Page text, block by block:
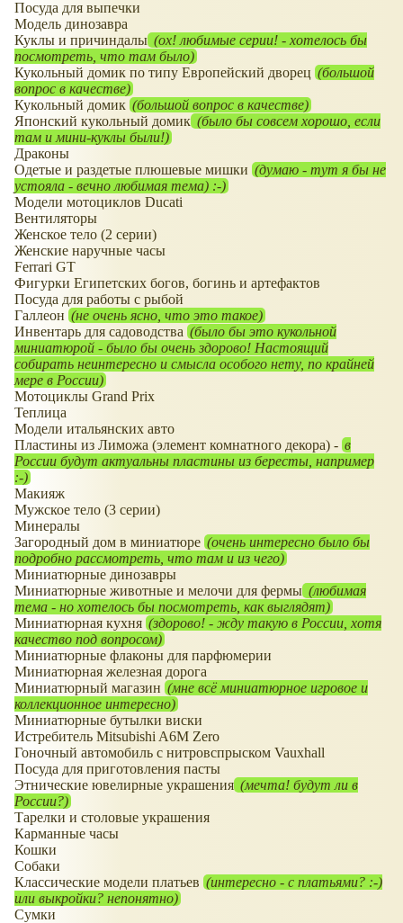
Посуда для выпечки
Модель динозавра
Куклы и причиндалы (ох! любимые серии! - хотелось бы
посмотреть, что там было)
Кукольный домик по типу Европейский дворец (большой
вопрос в качестве)
Кукольный домик (большой вопрос в качестве)
Японский кукольный домик (было бы совсем хорошо, если
там и мини-куклы были!)
Драконы
Одетые и раздетые плюшевые мишки (думаю - тут я бы не
устояла - вечно любимая тема) :-)
Модели мотоциклов Ducati
Вентиляторы
Женское тело (2 серии)
Женские наручные часы
Ferrari GT
Фигурки Египетских богов, богинь и артефактов
Посуда для работы с рыбой
Галлеон (не очень ясно, что это такое)
Инвентарь для садоводства (было бы это кукольной
миниатюрой - было бы очень здорово! Настоящий
собирать неинтересно и смысла особого нету, по крайней
мере в России)
Мотоциклы Grand Prix
Теплица
Модели итальянских авто
Пластины из Лиможа (элемент комнатного декора) - в
России будут актуальны пластины из бересты, например
:-)
Макияж
Мужское тело (3 серии)
Минералы
Загородный дом в миниатюре (очень интересно было бы
подробно рассмотреть, что там и из чего)
Миниатюрные динозавры
Миниатюрные животные и мелочи для фермы (любимая
тема - но хотелось бы посмотреть, как выглядят)
Миниатюрная кухня (здорово! - жду такую в России, хотя
качество под вопросом)
Миниатюрные флаконы для парфюмерии
Миниатюрная железная дорога
Миниатюрный магазин (мне всё миниатюрное игровое и
коллекционное интересно)
Миниатюрные бутылки виски
Истребитель Mitsubishi A6M Zero
Гоночный автомобиль с нитровспрыском Vauxhall
Посуда для приготовления пасты
Этнические ювелирные украшения (мечта! будут ли в
России?)
Тарелки и столовые украшения
Карманные часы
Кошки
Собаки
Классические модели платьев (интересно - с платьями? :-)
или выкройки? непонятно)
Сумки